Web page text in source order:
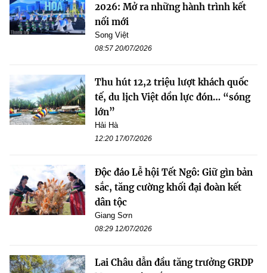
2026: Mở ra những hành trình kết
nối mới
Song Việt
08:57 20/07/2026
Thu hút 12,2 triệu lượt khách quốc
tế, du lịch Việt dồn lực đón… “sóng
lớn”
Hải Hà
12:20 17/07/2026
Độc đáo Lễ hội Tết Ngô: Giữ gìn bản
sắc, tăng cường khối đại đoàn kết
dân tộc
Giang Sơn
08:29 12/07/2026
Lai Châu dẫn đầu tăng trưởng GRDP